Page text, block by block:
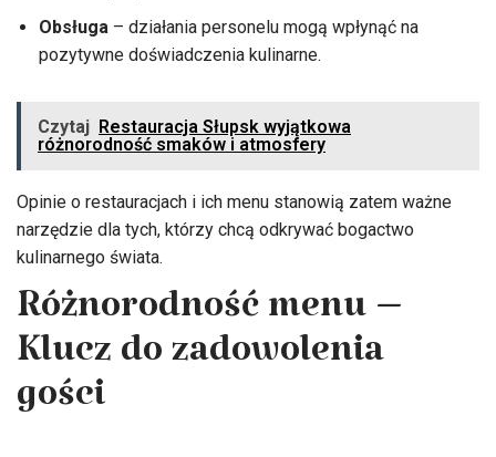
Obsługa – działania personelu mogą wpłynąć na
pozytywne doświadczenia kulinarne.
Czytaj Restauracja Słupsk wyjątkowa
różnorodność smaków i atmosfery
Opinie o restauracjach i ich menu stanowią zatem ważne
narzędzie dla tych, którzy chcą odkrywać bogactwo
kulinarnego świata.
Różnorodność menu –
Klucz do zadowolenia
gości